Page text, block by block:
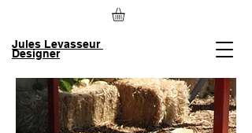
Jules Levasseur
Designer